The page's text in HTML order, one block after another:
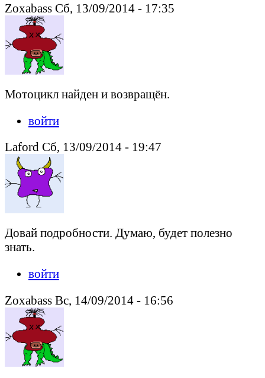
Zoxabass Сб, 13/09/2014 - 17:35
Мотоцикл найден и возвращён.
войти
Laford Сб, 13/09/2014 - 19:47
Довай подробности. Думаю, будет полезно
знать.
войти
Zoxabass Вс, 14/09/2014 - 16:56